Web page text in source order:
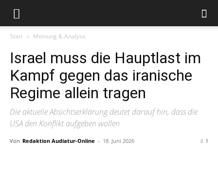
Start Meinung & Analyse
Israel muss die Hauptlast im
Kampf gegen das iranische
Regime allein tragen
Die aktuelle Absichtserklärung deutet darauf hin, dass die
USA den Konflikt aufgeben wollen
Von Redaktion Audiatur-Online - 18. Juni 2026 1